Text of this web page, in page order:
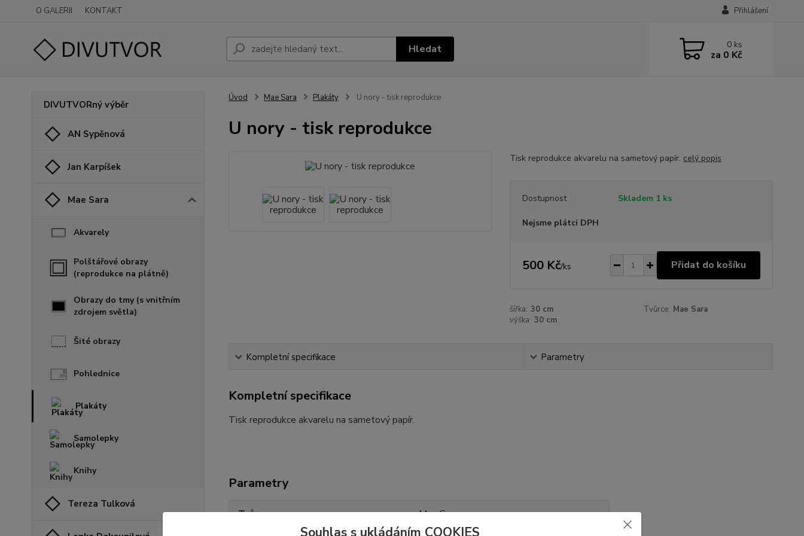
O GALERII KONTAKT Přihlášení
Hledat 0 ks
za 0 Kč
DIVUTVORný výběr
AN Sypěnová
Jan Karpíšek
Mae Sara
Akvarely
Polštářové obrazy
(reprodukce na plátně)
Obrazy do tmy (s vnitřním
zdrojem světla)
Šité obrazy
Pohlednice
Plakáty
Samolepky
Knihy
Tereza Tulková
Úvod Mae Sara Plakáty U nory - tisk reprodukce
U nory - tisk reprodukce
Tisk reprodukce akvarelu na sametový papír. celý popis
Dostupnost Skladem 1 ks
Nejsme plátci DPH
500 Kč/ks Přidat do košíku
šířka: 30 cm Tvůrce: Mae Sara
výška: 30 cm
Kompletní specifikace Parametry
Kompletní specifikace
Tisk reprodukce akvarelu na sametový papír.
Parametry
Tvůrce Mae Sara
Souhlas s ukládáním COOKIES